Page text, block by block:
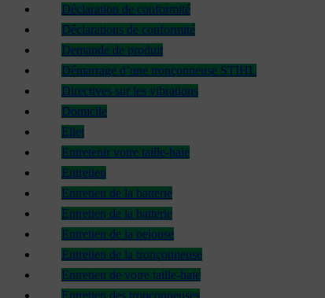
Déclaration de conformité
Déclarations de conformité
Demande de produit
Démarrage d’une tronçonneuse STIHL
Directives sur les vibrations
Domicile
Eliet
Entretenir votre taille-haie
Entretien
Entretien de la batterie
Entretien de la batterie
Entretien de la pelouse
Entretien de la tronçonneuse
Entretien de votre taille-haie
Entretien des tronçonneuses